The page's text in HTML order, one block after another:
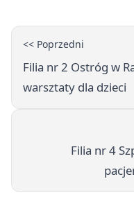
<< Poprzedni
Filia nr 2 Ostróg w
warsztaty dla dzieci
Filia nr 4